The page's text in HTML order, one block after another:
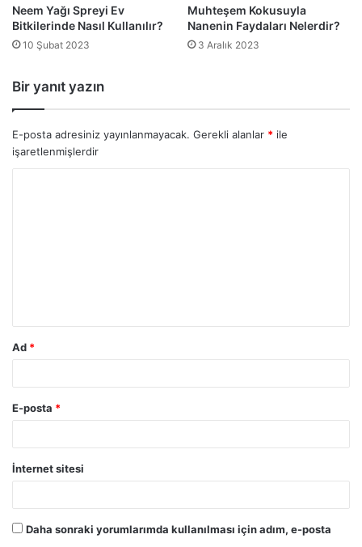
Neem Yağı Spreyi Ev
Bitkilerinde Nasıl Kullanılır?
10 Şubat 2023
Muhteşem Kokusuyla
Nanenin Faydaları Nelerdir?
3 Aralık 2023
Bir yanıt yazın
E-posta adresiniz yayınlanmayacak. Gerekli alanlar * ile
işaretlenmişlerdir
Ad *
E-posta *
İnternet sitesi
Daha sonraki yorumlarımda kullanılması için adım, e-posta